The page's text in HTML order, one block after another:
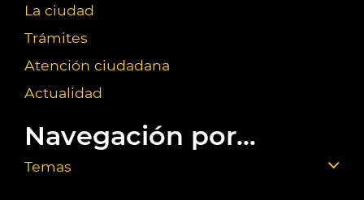
La ciudad
Trámites
Atención ciudadana
Actualidad
Navegación por...
Temas